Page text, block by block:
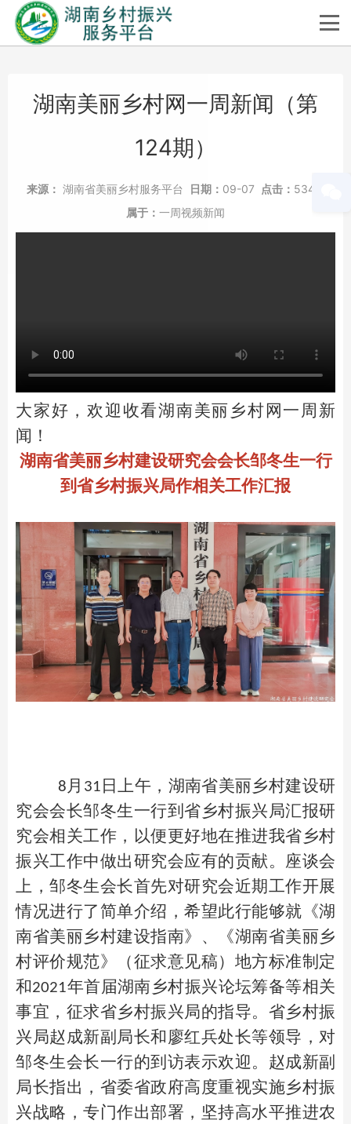
湖南美丽乡村网一周新闻（第
124期）
来源： 湖南省美丽乡村服务平台 日期： 09-07 点击： 5345
属于： 一周视频新闻
大家好，欢迎收看湖南美丽乡村网一周新
闻！
湖南省美丽乡村建设研究会会长邹冬生一行
到省乡村振兴局作相关工作汇报
8月 31 日上午，湖南省美丽乡村建设研
究会会长邹冬生一行到省乡村振兴局汇报研
究会相关工作，以便更好地在推进我省乡村
振兴工作中做出研究会应有的贡献。座谈会
上，邹冬生会长首先对研究会近期工作开展
情况进行了简单介绍，希望此行能够就《湖
南省美丽乡村建设指南》、《湖南省美丽乡
村评价规范》（征求意见稿）地方标准制定
和2021年首届湖南乡村振兴论坛筹备等相关
事宜，征求省乡村振兴局的指导。省乡村振
兴局赵成新副局长和廖红兵处长等领导，对
邹冬生会长一行的到访表示欢迎。赵成新副
局长指出，省委省政府高度重视实施乡村振
兴战略，专门作出部署，坚持高水平推进农